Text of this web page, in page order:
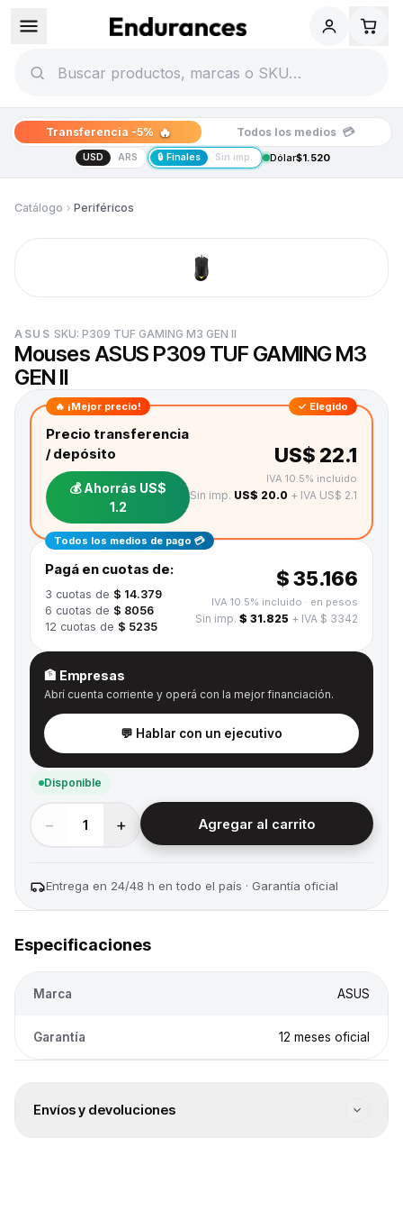
Transferencia -5% 🔥 Todos los medios 💳
USD ARS 🔒 Finales Sin imp. Dólar$1.520
Catálogo Periféricos
ASUS SKU: P309 TUF GAMING M3 GEN II
Mouses ASUS P309 TUF GAMING M3
GEN II
🔥 ¡Mejor precio! ✓ Elegido
Precio transferencia
/ depósito
💰 Ahorrás US$
1.2
US$ 22.1
IVA 10.5% incluido
Sin imp. US$ 20.0 + IVA US$ 2.1
Todos los medios de pago 💳
Pagá en cuotas de:
3 cuotas de $ 14.379
6 cuotas de $ 8056
12 cuotas de $ 5235
$ 35.166
IVA 10.5% incluido · en pesos
Sin imp. $ 31.825 + IVA $ 3342
🏦 Empresas
Abrí cuenta corriente y operá con la mejor financiación.
💬 Hablar con un ejecutivo
Disponible
− 1 + Agregar al carrito
Entrega en 24/48 h en todo el país · Garantía oficial
Especificaciones
Marca ASUS
Garantía 12 meses oficial
Envíos y devoluciones